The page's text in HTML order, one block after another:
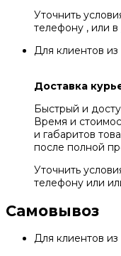
Уточнить
телефону , или в
Для клиентов
Доставка
Быстрый и
Время и
и габаритов
после полной
Уточнить
телефону или
Самовывоз
Для клиентов